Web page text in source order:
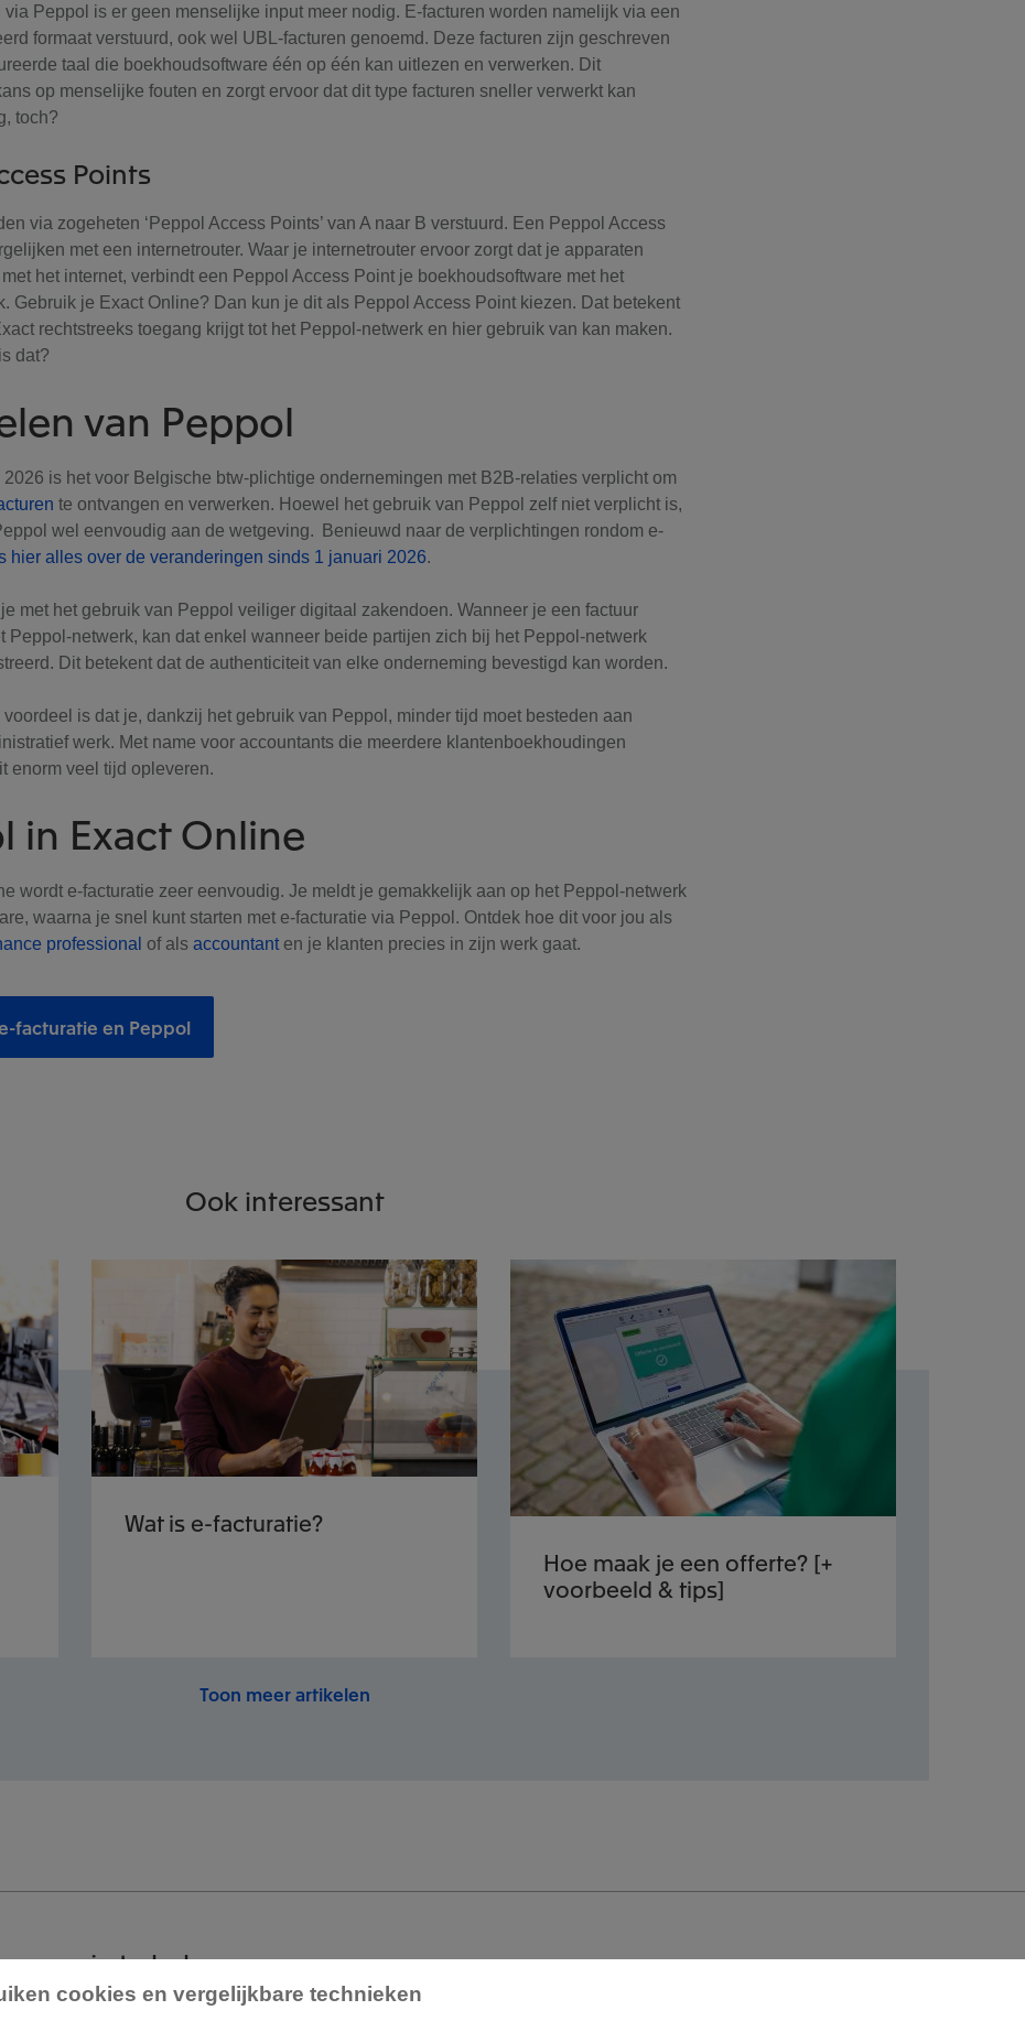
via Peppol is er geen menselijke input meer nodig. E-facturen worden namelijk via een
formaat verstuurd, ook wel UBL-facturen genoemd. Deze facturen zijn geschreven
taal die boekhoudsoftware één op één kan uitlezen en verwerken. Dit
op menselijke fouten en zorgt ervoor dat dit type facturen sneller verwerkt kan
toch?
Points
via zogeheten ‘Peppol Access Points’ van A naar B verstuurd. Een Peppol Access
met een internetrouter. Waar je internetrouter ervoor zorgt dat je apparaten
het internet, verbindt een Peppol Access Point je boekhoudsoftware met het
Gebruik je Exact Online? Dan kun je dit als Peppol Access Point kiezen. Dat betekent
rechtstreeks toegang krijgt tot het Peppol-netwerk en hier gebruik van kan maken.
dat?
van Peppol
is het voor Belgische btw-plichtige ondernemingen met B2B-relaties verplicht om
te ontvangen en verwerken. Hoewel het gebruik van Peppol zelf niet verplicht is,
wel eenvoudig aan de wetgeving. Benieuwd naar de verplichtingen rondom e-
hier alles over de veranderingen sinds 1 januari 2026.
met het gebruik van Peppol veiliger digitaal zakendoen. Wanneer je een factuur
Peppol-netwerk, kan dat enkel wanneer beide partijen zich bij het Peppol-netwerk
Dit betekent dat de authenticiteit van elke onderneming bevestigd kan worden.
voordeel is dat je, dankzij het gebruik van Peppol, minder tijd moet besteden aan
werk. Met name voor accountants die meerdere klantenboekhoudingen
enorm veel tijd opleveren.
in Exact Online
wordt e-facturatie zeer eenvoudig. Je meldt je gemakkelijk aan op het Peppol-netwerk
waarna je snel kunt starten met e-facturatie via Peppol. Ontdek hoe dit voor jou als
professional of als accountanten je klanten precies in zijn werk gaat.
facturatie en Peppol
Ook interessant
Wat is e-facturatie?
Hoe maak je een offerte? [+
voorbeeld & tips]
Toon meer artikelen
om je te helpen
cookies en vergelijkbare technieken